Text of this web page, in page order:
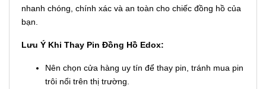
nhanh chóng, chính xác và an toàn cho chiếc đồng hồ của
bạn.
Lưu Ý Khi Thay Pin Đồng Hồ Edox:
Nên chọn cửa hàng uy tín để thay pin, tránh mua pin
trôi nổi trên thị trường.